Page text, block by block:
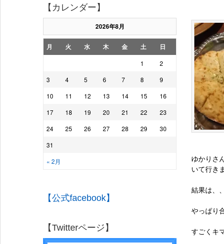
【カレンダー】
2026年8月
月 火 水 木 金 土 日
« 2月
1
2
3
4 5 6 7 8
9
10
11 12 13 14 15
16
17
18 19 20 21 22
23
24
25 26 27 28 29
30
31
【公式facebook】
【Twitterページ】
ゆかりさ
いて行き
結果は、
やっぱり
すごくキ